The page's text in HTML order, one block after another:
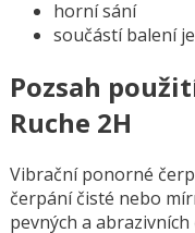
horní sání
součástí balení
Pozsah
Ruche 2H
Vibrační ponorné
čerpání čisté nebo
pevných a